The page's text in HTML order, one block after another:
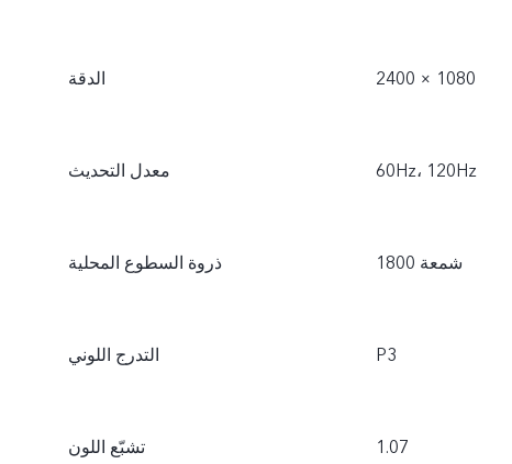
الدقة 2400 × 1080
معدل التحديث 60Hz، 120Hz
ذروة السطوع المحلية 1800 شمعة
التدرج اللوني P3
تشبّع اللون 1.07